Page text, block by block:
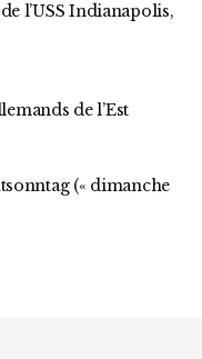
l’USS Indianapolis,
de l’Est
(« dimanche